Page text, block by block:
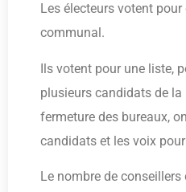
Les électeurs votent pour
communal.
Ils votent pour une liste,
plusieurs candidats de la
fermeture des bureaux,
candidats et les voix
Le nombre de